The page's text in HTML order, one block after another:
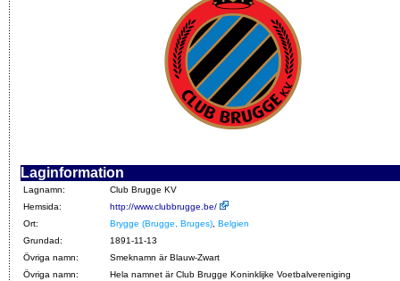
Laginformation
Lagnamn:
Club Brugge KV
Hemsida:
http://www.clubbrugge.be/
Ort:
Brygge (Brugge, Bruges) Belgien
Grundad:
1891-11-13
Övriga namn:
Smeknamn är Blauw-Zwart
Övriga namn:
Hela namnet är Club Brugge Koninklijke Voetbalvereniging